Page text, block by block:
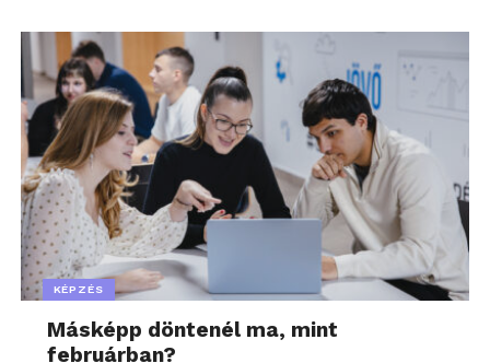
KÉPZÉS
Másképp döntenél ma, mint
februárban?